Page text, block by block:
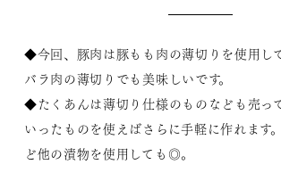
◆今回、豚肉は豚もも肉の薄切りを使用し
バラ肉の薄切りでも美味しいです。
◆たくあんは薄切り仕様のものなども売っ
いったものを使えばさらに手軽に作れます
ど他の漬物を使用しても◎。